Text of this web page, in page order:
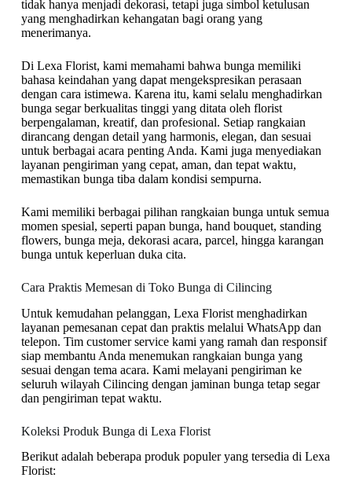
tidak hanya menjadi dekorasi, tetapi juga simbol ketulusan
yang menghadirkan kehangatan bagi orang yang
menerimanya.
Di Lexa Florist, kami memahami bahwa bunga memiliki
bahasa keindahan yang dapat mengekspresikan perasaan
dengan cara istimewa. Karena itu, kami selalu menghadirkan
bunga segar berkualitas tinggi yang ditata oleh florist
berpengalaman, kreatif, dan profesional. Setiap rangkaian
dirancang dengan detail yang harmonis, elegan, dan sesuai
untuk berbagai acara penting Anda. Kami juga menyediakan
layanan pengiriman yang cepat, aman, dan tepat waktu,
memastikan bunga tiba dalam kondisi sempurna.
Kami memiliki berbagai pilihan rangkaian bunga untuk semua
momen spesial, seperti papan bunga, hand bouquet, standing
flowers, bunga meja, dekorasi acara, parcel, hingga karangan
bunga untuk keperluan duka cita.
Cara Praktis Memesan di Toko Bunga di Cilincing
Untuk kemudahan pelanggan, Lexa Florist menghadirkan
layanan pemesanan cepat dan praktis melalui WhatsApp dan
telepon. Tim customer service kami yang ramah dan responsif
siap membantu Anda menemukan rangkaian bunga yang
sesuai dengan tema acara. Kami melayani pengiriman ke
seluruh wilayah Cilincing dengan jaminan bunga tetap segar
dan pengiriman tepat waktu.
Koleksi Produk Bunga di Lexa Florist
Berikut adalah beberapa produk populer yang tersedia di Lexa
Florist: